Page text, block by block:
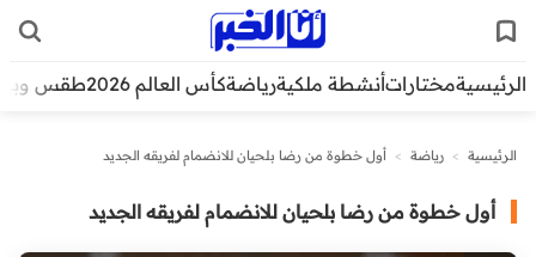
الرئيسيةمختاراتأنشطة ملكيةرياضةكأس العالم 2026 طقس
الرئيسية > رياضة > أول خطوة من رضا بلحيان للانضمام لفريقه الجديد
أول خطوة من رضا بلحيان للانضمام لفريقه الجديد